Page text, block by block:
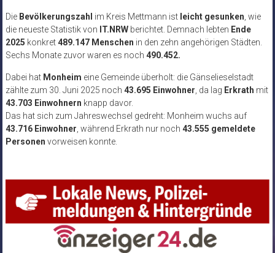
Die Bevölkerungszahl im Kreis Mettmann ist leicht gesunken , wie
die neueste Statistik von IT.NRWberichtet. Demnach lebten Ende
2025 konkret489.147 Menschen in den zehn angehörigen Städten.
Sechs Monate zuvor waren es noch 490.452.
Dabei hat Monheim eine Gemeinde überholt: die Gänselieselstadt
zählte zum 30. Juni 2025 noch 43.695 Einwohner , da lag Erkrath mit
43.703 Einwohnern knapp davor.
Das hat sich zum Jahreswechsel gedreht: Monheim wuchs auf
43.716 Einwohner , während Erkrath nur noch 43.555 gemeldete
Personen vorweisen konnte.